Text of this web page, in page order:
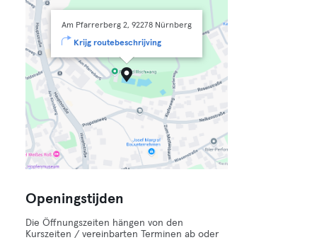
Am Pfarrerberg 2, 92278 Nürnberg
Krijg routebeschrijving
Openingstijden
Die Öffnungszeiten hängen von den
Kurszeiten / vereinbarten Terminen ab oder